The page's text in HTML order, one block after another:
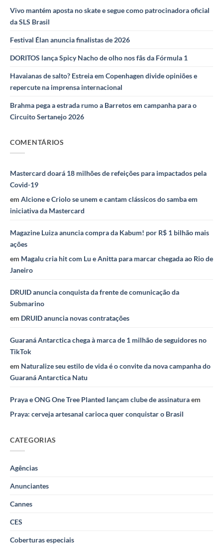
Vivo mantém aposta no skate e segue como patrocinadora oficial
da SLS Brasil
Festival Élan anuncia finalistas de 2026
DORITOS lança Spicy Nacho de olho nos fãs da Fórmula 1
Havaianas de salto? Estreia em Copenhagen divide opiniões e
repercute na imprensa internacional
Brahma pega a estrada rumo a Barretos em campanha para o
Circuito Sertanejo 2026
COMENTÁRIOS
Mastercard doará 18 milhões de refeições para impactados pela
Covid-19
em Alcione e Criolo se unem e cantam clássicos do samba em
iniciativa da Mastercard
Magazine Luiza anuncia compra da Kabum! por R$ 1 bilhão mais
ações
em Magalu cria hit com Lu e Anitta para marcar chegada ao Rio de
Janeiro
DRUID anuncia conquista da frente de comunicação da
Submarino
em DRUID anuncia novas contratações
Guaraná Antarctica chega à marca de 1 milhão de seguidores no
TikTok
em Naturalize seu estilo de vida é o convite da nova campanha do
Guaraná Antarctica Natu
Praya e ONG One Tree Planted lançam clube de assinaturaem
Praya: cerveja artesanal carioca quer conquistar o Brasil
CATEGORIAS
Agências
Anunciantes
Cannes
CES
Coberturas especiais